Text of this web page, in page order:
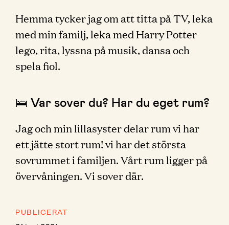
Hemma tycker jag om att titta på TV, leka
med min familj, leka med Harry Potter
lego, rita, lyssna på musik, dansa och
spela fiol.
🛌 Var sover du? Har du eget rum?
Jag och min lillasyster delar rum vi har
ett jätte stort rum! vi har det största
sovrummet i familjen. Vårt rum ligger på
övervåningen. Vi sover där.
PUBLICERAT